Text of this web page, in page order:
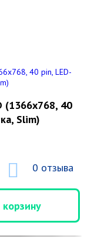
(1366x768, 40
Slim)
0 отзыва
корзину